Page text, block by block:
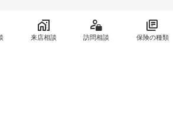
来店相談 訪問相談 保険の種類